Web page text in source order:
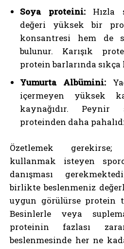
Soya proteini: Hızla
değeri yüksek bir
konsantresi hem de
bulunur. Karışık
protein barlarında sıkça
Yumurta Albümini:
içermeyen yüksek
kaynağıdır.
proteinden daha
Özetlemek
kullanmak isteyen
danışması
birlikte beslenmeniz
uygun görülürse protein
Besinlerle veya
proteinin fazlası
beslenmesinde her ne